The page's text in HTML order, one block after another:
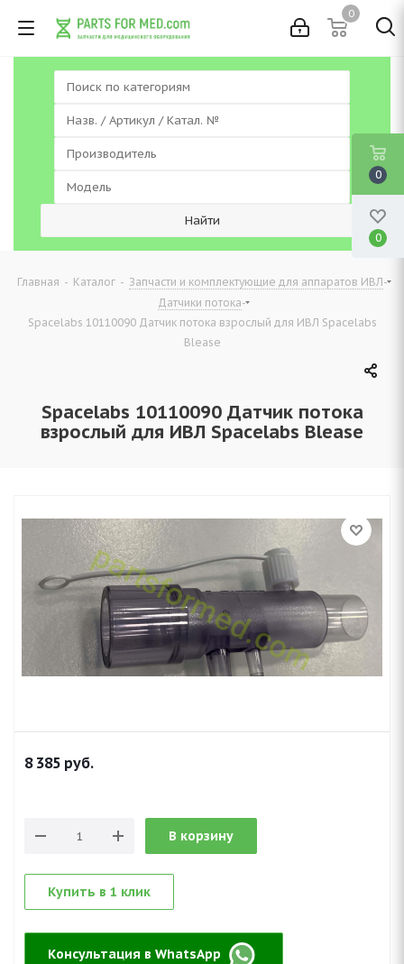
0
Главная - Каталог - Запчасти и комплектующие для аппаратов ИВЛ-
Датчики потока-
Spacelabs 10110090 Датчик потока взрослый для ИВЛ Spacelabs
Blease
Spacelabs 10110090 Датчик потока
взрослый для ИВЛ Spacelabs Blease
8 385 руб.
В корзину
Купить в 1 клик
Консультация в WhatsApp
0
0